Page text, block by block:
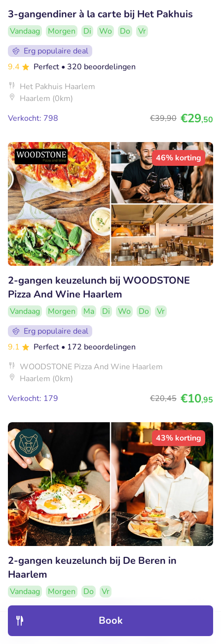
Book
3-gangendiner à la carte bij Het Pakhuis
Vandaag Morgen Di Wo Do
Vr
Erg populaire deal
9.4
Perfect • 320 beoordelingen
Het Pakhuis Haarlem
Haarlem (0km)
Verkocht: 798
€39,90 €29,50
46% korting
2-gangen keuzelunch bij WOODSTONE
Pizza And Wine Haarlem
Vandaag Morgen Ma Di Wo Do
Vr
Erg populaire deal
9.1
Perfect • 172 beoordelingen
WOODSTONE Pizza And Wine Haarlem
Haarlem (0km)
Verkocht: 179
€20,45 €10,95
43% korting
2-gangen keuzelunch bij De Beren in
Haarlem
Vandaag Morgen Do
Vr
9.3